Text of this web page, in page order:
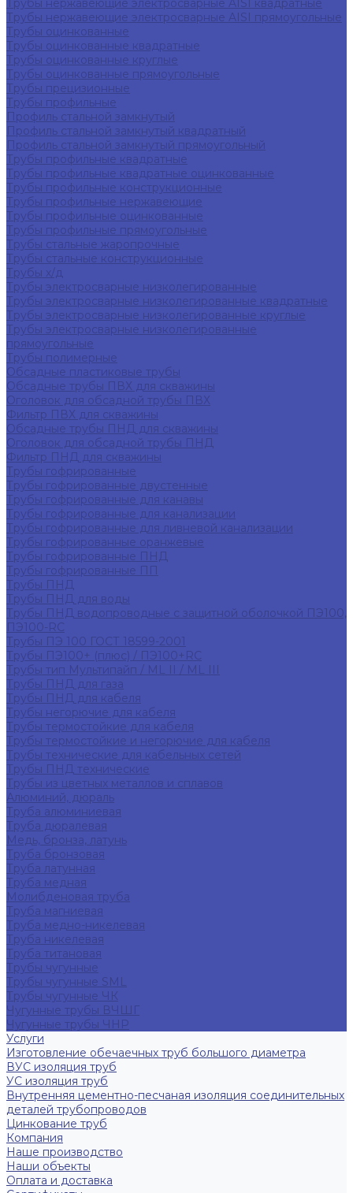
Трубы нержавеющие электросварные AISI квадратные
Трубы нержавеющие электросварные AISI прямоугольные
Трубы оцинкованные
Трубы оцинкованные квадратные
Трубы оцинкованные круглые
Трубы оцинкованные прямоугольные
Трубы прецизионные
Трубы профильные
Профиль стальной замкнутый
Профиль стальной замкнутый квадратный
Профиль стальной замкнутый прямоугольный
Трубы профильные квадратные
Трубы профильные квадратные оцинкованные
Трубы профильные конструкционные
Трубы профильные нержавеющие
Трубы профильные оцинкованные
Трубы профильные прямоугольные
Трубы стальные жаропрочные
Трубы стальные конструкционные
Трубы х/д
Трубы электросварные низколегированные
Трубы электросварные низколегированные квадратные
Трубы электросварные низколегированные круглые
Трубы электросварные низколегированные
прямоугольные
Трубы полимерные
Обсадные пластиковые трубы
Обсадные трубы ПВХ для скважины
Оголовок для обсадной трубы ПВХ
Фильтр ПВХ для скважины
Обсадные трубы ПНД для скважины
Оголовок для обсадной трубы ПНД
Фильтр ПНД для скважины
Трубы гофрированные
Трубы гофрированные двустенные
Трубы гофрированные для канавы
Трубы гофрированные для канализации
Трубы гофрированные для ливневой канализации
Трубы гофрированные оранжевые
Трубы гофрированные ПНД
Трубы гофрированные ПП
Трубы ПНД
Трубы ПНД для воды
Трубы ПНД водопроводные с защитной оболочкой ПЭ100,
ПЭ100-RC
Трубы ПЭ 100 ГОСТ 18599-2001
Трубы ПЭ100+ (плюс) / ПЭ100+RC
Трубы тип Мультипайп / ML II / ML III
Трубы ПНД для газа
Трубы ПНД для кабеля
Трубы негорючие для кабеля
Трубы термостойкие для кабеля
Трубы термостойкие и негорючие для кабеля
Трубы технические для кабельных сетей
Трубы ПНД технические
Трубы из цветных металлов и сплавов
Алюминий, дюраль
Труба алюминиевая
Труба дюралевая
Медь, бронза, латунь
Труба бронзовая
Труба латунная
Труба медная
Молибденовая труба
Труба магниевая
Труба медно-никелевая
Труба никелевая
Труба титановая
Трубы чугунные
Трубы чугунные SML
Трубы чугунные ЧК
Чугунные трубы ВЧШГ
Чугунные трубы ЧНР
Услуги
Изготовление обечаечных труб большого диаметра
ВУС изоляция труб
УС изоляция труб
Внутренняя цементно-песчаная изоляция соединительных
деталей трубопроводов
Цинкование труб
Компания
Наше производство
Наши объекты
Оплата и доставка